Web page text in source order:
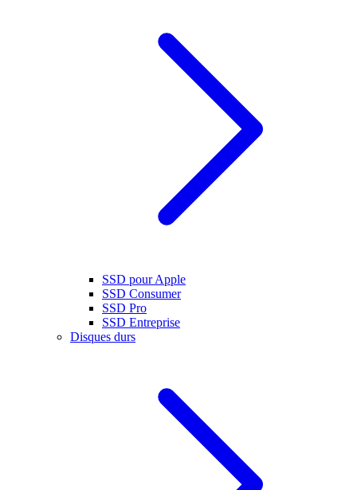
SSD pour Apple
SSD Consumer
SSD Pro
SSD Entreprise
Disques durs